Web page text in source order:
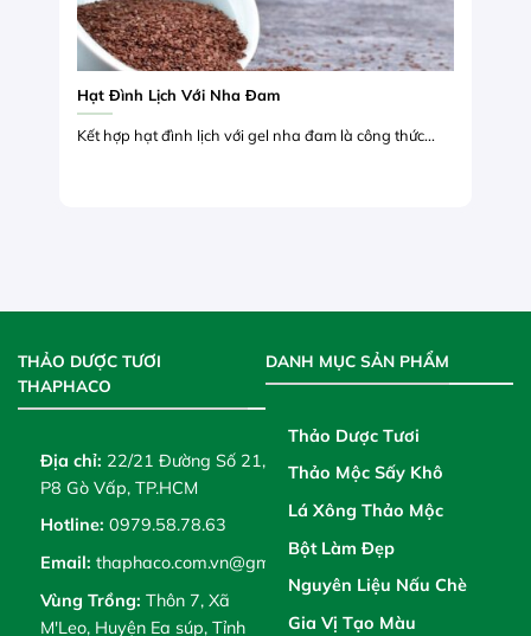
Hạt Đình Lịch Với Nha Đam
Kết hợp hạt đình lịch với gel nha đam là công thức...
THẢO DƯỢC TƯƠI
THAPHACO
Địa chỉ: 22/21 Đường Số 21,
P8 Gò Vấp, TP.HCM
Hotline: 0979.58.78.63
Email: thaphaco.com.vn@gmail.com
Vùng Trồng: Thôn 7, Xã
M'Leo, Huyện Ea súp, Tỉnh
DANH MỤC SẢN PHẨM
Thảo Dược Tươi
Thảo Mộc Sấy Khô
Lá Xông Thảo Mộc
Bột Làm Đẹp
Nguyên Liệu Nấu Chè
Gia Vị Tạo Màu